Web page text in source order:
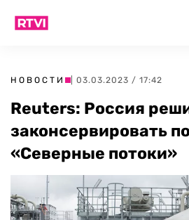
НОВОСТИ | 03.03.2023 / 17:42
Reuters: Россия
законсервировать
«Северные потоки»